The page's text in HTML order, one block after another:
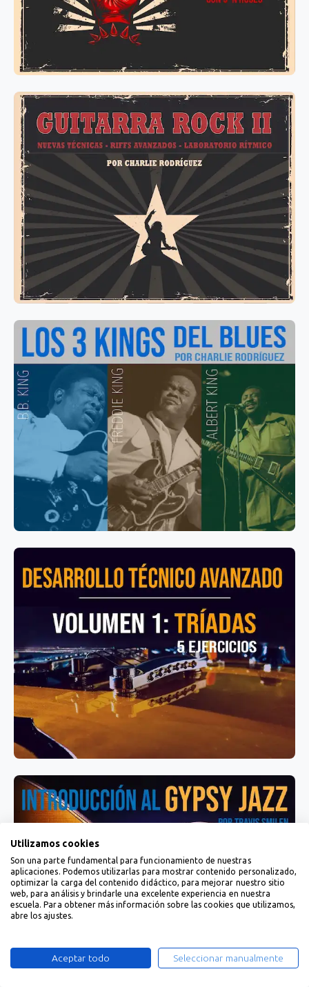
Utilizamos cookies
Son una parte fundamental para funcionamiento de nuestras
aplicaciones. Podemos utilizarlas para mostrar contenido personalizado,
optimizar la carga del contenido didáctico, para mejorar nuestro sitio
web, para análisis y brindarle una excelente experiencia en nuestra
escuela. Para obtener más información sobre las cookies que utilizamos,
abre los ajustes.
Aceptar todo Seleccionar manualmente